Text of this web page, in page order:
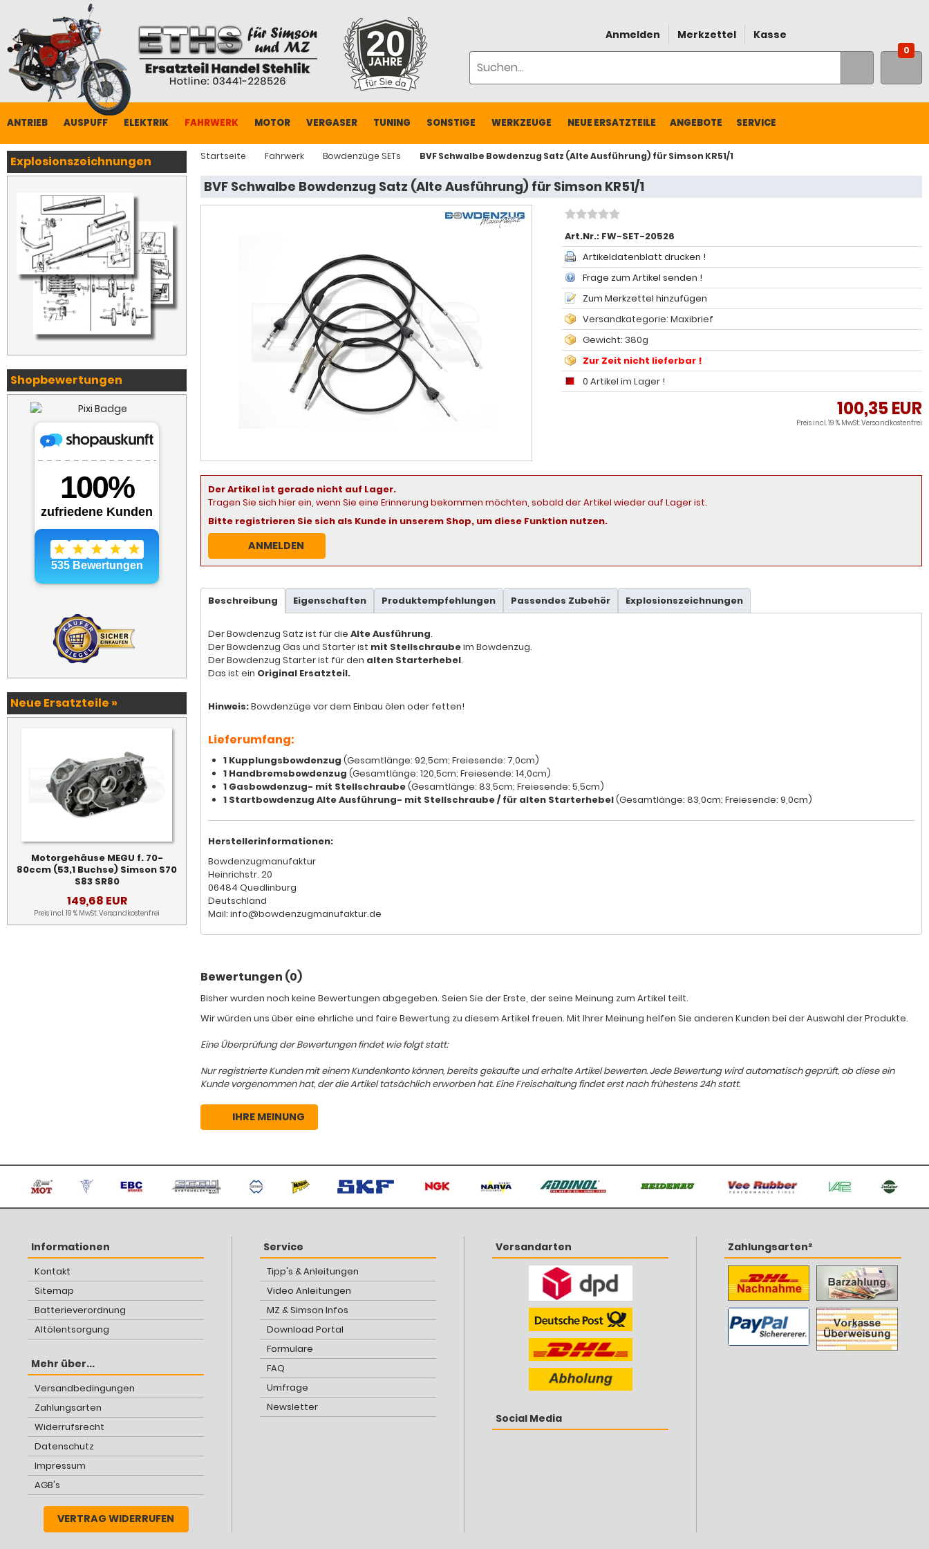
Anmelden Merkzettel Kasse
0
ANTRIEB AUSPUFF ELEKTRIK FAHRWERK MOTOR VERGASER TUNING SONSTIGE WERKZEUGE NEUE ERSATZTEILE ANGEBOTE SERVICE
Startseite Fahrwerk Bowdenzüge SETs BVF Schwalbe Bowdenzug Satz (Alte Ausführung) für Simson KR51/1
BVF Schwalbe Bowdenzug Satz (Alte Ausführung) für Simson KR51/1
Art.Nr.: FW-SET-20526
Artikeldatenblatt drucken !
Frage zum Artikel senden !
Zum Merkzettel hinzufügen
Versandkategorie: Maxibrief
Gewicht: 380g
Zur Zeit nicht lieferbar !
0 Artikel im Lager !
100,35 EUR
Preis incl. 19 % MwSt.Versandkostenfrei
Der Artikel ist gerade nicht auf Lager.
Tragen Sie sich hier ein, wenn Sie eine Erinnerung bekommen möchten, sobald der Artikel wieder auf Lager ist.
Bitte registrieren Sie sich als Kunde in unserem Shop, um diese Funktion nutzen.
ANMELDEN
Beschreibung Eigenschaften Produktempfehlungen Passendes Zubehör Explosionszeichnungen
Der Bowdenzug Satz ist für die Alte Ausführung.
Der Bowdenzug Gas und Starter ist mit Stellschraubeim Bowdenzug.
Der Bowdenzug Starter ist für den alten Starterhebel.
Das ist ein Original Ersatzteil.
Hinweis:Bowdenzüge vor dem Einbau ölen oder fetten!
Lieferumfang:
1 Kupplungsbowdenzug (Gesamtlänge: 92,5cm; Freiesende: 7,0cm)
1 Handbremsbowdenzug (Gesamtlänge: 120,5cm; Freiesende: 14,0cm)
1 Gasbowdenzug- mit Stellschraube(Gesamtlänge: 83,5cm; Freiesende: 5,5cm)
1 Startbowdenzug Alte Ausführung- mit Stellschraube / für alten Starterhebel(Gesamtlänge: 83,0cm; Freiesende: 9,0cm)
Herstellerinformationen:
Bowdenzugmanufaktur
Heinrichstr. 20
06484 Quedlinburg
Deutschland
Mail: info@bowdenzugmanufaktur.de
Bewertungen (0)
Bisher wurden noch keine Bewertungen abgegeben. Seien Sie der Erste, der seine Meinung zum Artikel teilt.
Wir würden uns über eine ehrliche und faire Bewertung zu diesem Artikel freuen. Mit Ihrer Meinung helfen Sie anderen Kunden bei der Auswahl der Produkte.
Eine Überprüfung der Bewertungen findet wie folgt statt:
Nur registrierte Kunden mit einem Kundenkonto können, bereits gekaufte und erhalte Artikel bewerten. Jede Bewertung wird automatisch geprüft, ob diese ein
Kunde vorgenommen hat, der die Artikel tatsächlich erworben hat. Eine Freischaltung findet erst nach frühestens 24h statt.
IHRE MEINUNG
Explosionszeichnungen
Shopbewertungen
Neue Ersatzteile »
Motorgehäuse MEGU f. 70-
80ccm (53,1 Buchse) Simson S70
S83 SR80
149,68 EUR
Preis incl. 19 % MwSt.Versandkostenfrei
Informationen
Kontakt
Sitemap
Batterieverordnung
Altölentsorgung
Mehr über...
Versandbedingungen
Zahlungsarten
Widerrufsrecht
Datenschutz
Impressum
AGB's
VERTRAG WIDERRUFEN
Service
Tipp's & Anleitungen
Video Anleitungen
MZ & Simson Infos
Download Portal
Formulare
FAQ
Umfrage
Newsletter
Versandarten
Social Media
Zahlungsarten²